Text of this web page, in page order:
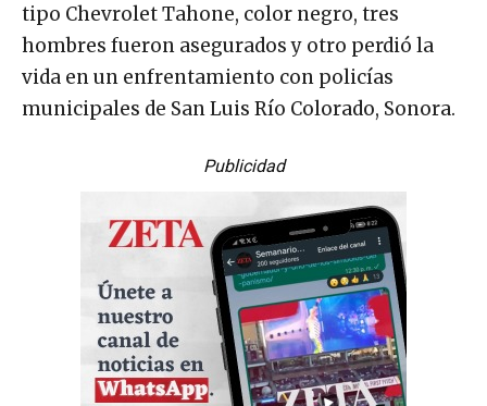
tipo Chevrolet Tahone, color negro, tres
hombres fueron asegurados y otro perdió la
vida en un enfrentamiento con policías
municipales de San Luis Río Colorado, Sonora.
Publicidad